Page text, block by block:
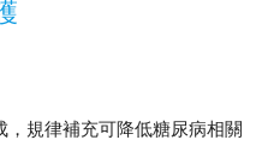
規律補充可降低糖尿病相關